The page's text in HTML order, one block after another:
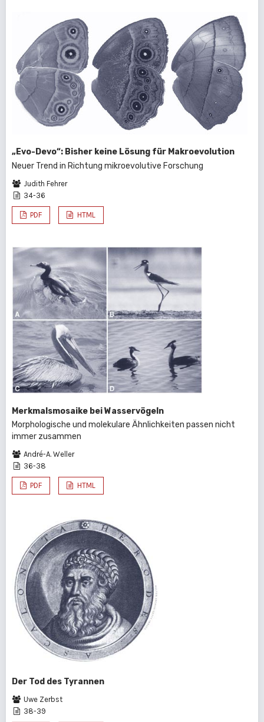
„Evo-Devo“: Bisher keine Lösung für Makroevolution
Neuer Trend in Richtung mikroevolutive Forschung
Judith Fehrer
34-36
PDF HTML
Merkmalsmosaike bei Wasservögeln
Morphologische und molekulare Ähnlichkeiten passen nicht
immer zusammen
André-A. Weller
36-38
PDF HTML
Der Tod des Tyrannen
Uwe Zerbst
38-39